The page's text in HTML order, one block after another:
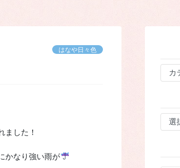
はなや日々色
ました！
かなり強い雨が
テ
ー